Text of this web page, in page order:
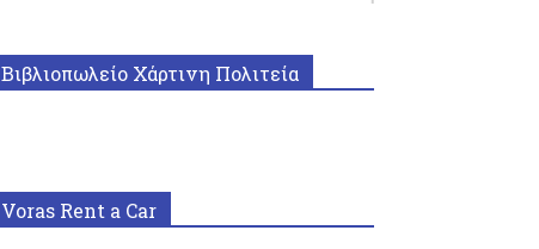
Βιβλιοπωλείο Χάρτινη Πολιτεία
Voras Rent a Car